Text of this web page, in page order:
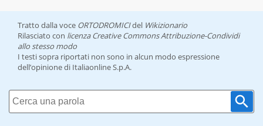
Tratto dalla voce ORTODROMICIdel Wikizionario
Rilasciato con licenza Creative Commons Attribuzione-Condividi
allo stesso modo
I testi sopra riportati non sono in alcun modo espressione
dell’opinione di Italiaonline S.p.A.